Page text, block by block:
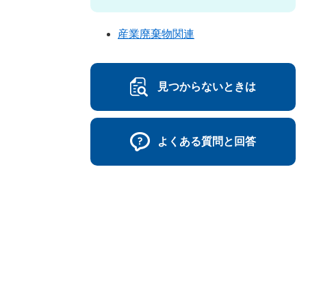
産業廃棄物関連
見つからないときは
よくある質問と回答